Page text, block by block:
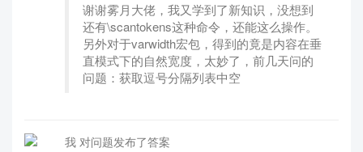
谢谢雾月大佬，我又学到了新知识，没想到
还有\scantokens这种命令，还能这么操作。
另外对于varwidth宏包，得到的竟是内容在垂
直模式下的自然宽度，太妙了，前几天问的
问题：获取逗号分隔列表中空
我 对问题发布了答案